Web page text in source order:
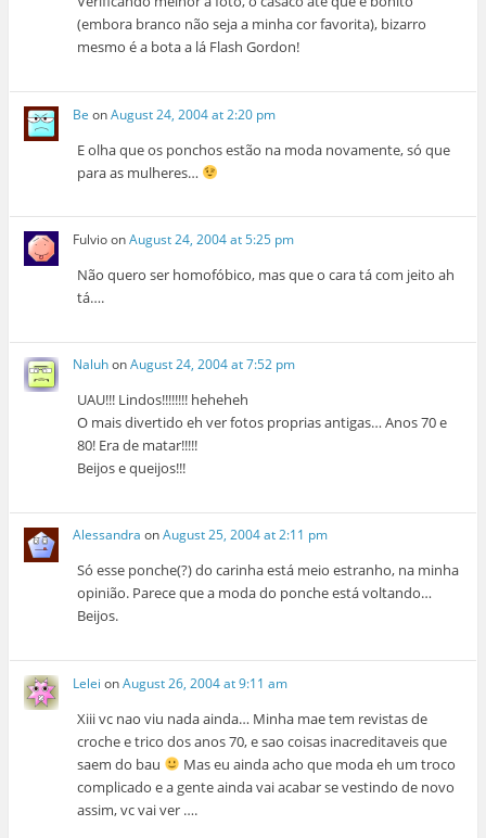
(embora branco não seja a minha cor favorita), bizarro
mesmo é a bota a lá Flash Gordon!
Be onAugust 24, 2004 at 2:20 pm
E olha que os ponchos estão na moda novamente, só que
para as mulheres…
FulvioonAugust 24, 2004 at 5:25 pm
Não quero ser homofóbico, mas que o cara tá com jeito ah
tá….
NaluhonAugust 24, 2004 at 7:52 pm
UAU!!! Lindos!!!!!!!! heheheh
O mais divertido eh ver fotos proprias antigas… Anos 70 e
80! Era de matar!!!!!
Beijos e queijos!!!
Alessandra onAugust 25, 2004 at 2:11 pm
Só esse ponche(?) do carinha está meio estranho, na minha
opinião. Parece que a moda do ponche está voltando…
Beijos.
Lelei onAugust 26, 2004 at 9:11 am
Xiii vc nao viu nada ainda… Minha mae tem revistas de
croche e trico dos anos 70, e sao coisas inacreditaveis que
saem do bau
Mas eu ainda acho que moda eh um troco
complicado e a gente ainda vai acabar se vestindo de novo
assim, vc vai ver ….